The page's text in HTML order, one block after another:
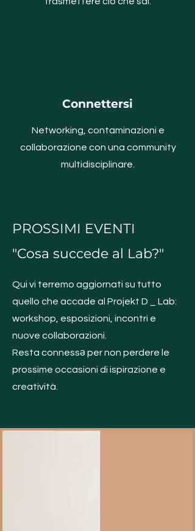
Connettersi
Networking, contaminazioni e
collaborazione con una community
multidisciplinare.
PROSSIMI EVENTI
"Cosa succede al Lab?"
Qui vi terremo aggiornati su tutto
quello che accade al Projekt D _ Lab:
workshop, esposizioni, incontri e
nuove collaborazioni.
Resta connessə per non perdere le
prossime occasioni di ispirazione e
creatività.